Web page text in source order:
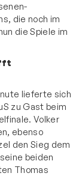
die noch im
die Spiele im
lieferte sich
zu Gast beim
Volker
ebenso
den Sieg dem
beiden
Thomas